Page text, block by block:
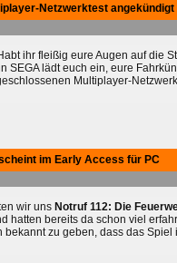
Netzwerktest angekündigt
ihr fleißig eure Augen auf die
SEGA lädt euch ein, eure
Multiplayer-
im Early Access für PC
wir uns Notruf 112: Die
hatten bereits da schon viel
bekannt zu geben, dass das Spiel